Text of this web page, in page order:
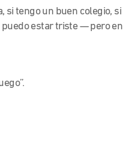
si tengo un buen colegio, si
puedo estar triste — pero en